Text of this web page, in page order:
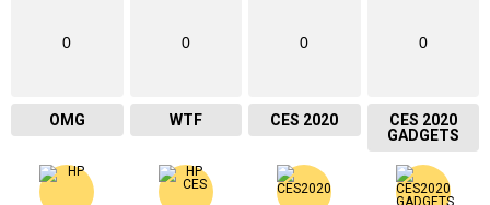
0
OMG
0
WTF
0
CES 2020
0
CES 2020
GADGETS